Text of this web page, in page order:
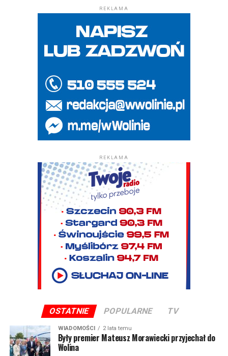
REKLAMA
REKLAMA
OSTATNIE POPULARNE TV
WIADOMOŚCI 2 lata temu
Były premier Mateusz Morawiecki przyjechał do
Wolina